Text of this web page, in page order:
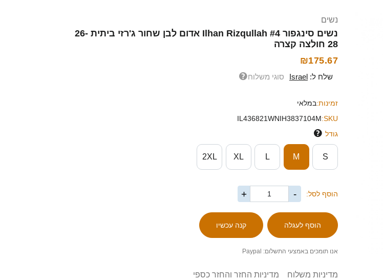
נשים
נשים סינגפור Ilhan Rizqullah #4 אדום לבן שחור ג'רזי ביתית 26-
28 חולצה קצרה
₪175.67
שלח ל: Israel סוגי משלוח
זמינות:במלאי
SKU:
IL436821WNIH3837104M
גודל
S
M
L
XL
2XL
הוסף לסל: -
+
אנו תומכים באמצעי התשלום: Paypal
מדיניות משלוח מדיניות החזר והחזר כספי